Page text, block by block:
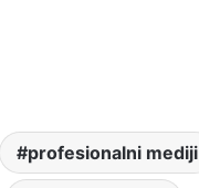
profesionalni mediji